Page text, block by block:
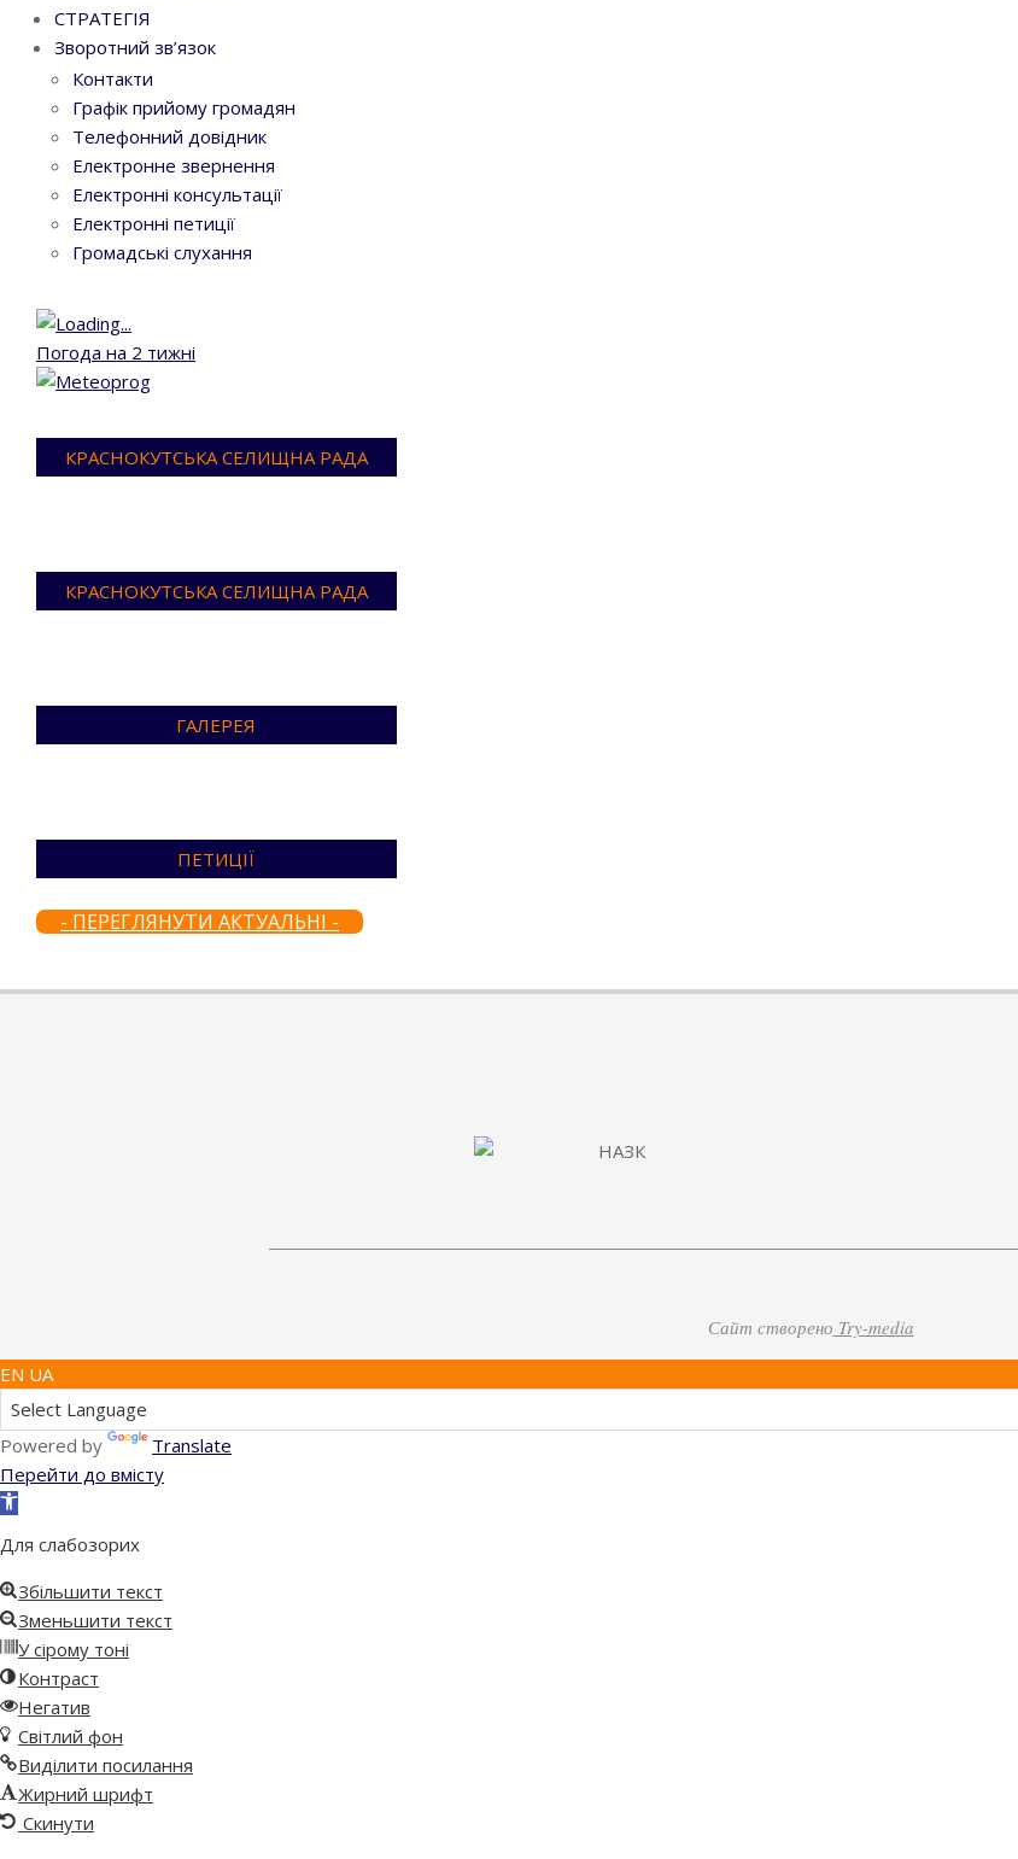
СТРАТЕГІЯ
Зворотний зв’язок
Контакти
Графік прийому громадян
Телефонний довідник
Електронне звернення
Електронні консультації
Електронні петиції
Громадські слухання
Погода на 2 тижні
КРАСНОКУТСЬКА СЕЛИЩНА РАДА
КРАСНОКУТСЬКА СЕЛИЩНА РАДА
ГАЛЕРЕЯ
ПЕТИЦІЇ
- ПЕРЕГЛЯНУТИ АКТУАЛЬНІ -
Сайт створено Try-media
EN UA
Powered by
Translate
Перейти до вмісту
Відкрити
інструментів
Для слабозорих
Збільшити текст
Зменьшити текст
У сірому тоні
Контраст
Негатив
Світлий фон
Виділити посилання
Жирний шрифт
Скинути